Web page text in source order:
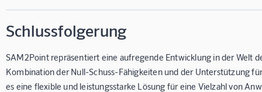
Schlussfolgerung
SAM2Point repräsentiert eine aufregende Entwicklung in der Welt
Kombination der Null-Schuss-Fähigkeiten und der Unterstützung
es eine flexible und leistungsstarke Lösung für eine Vielzahl von